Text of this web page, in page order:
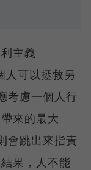
主義
可以拯救另
考慮一個人行
來的最大
會跳出來指責
果，人不能